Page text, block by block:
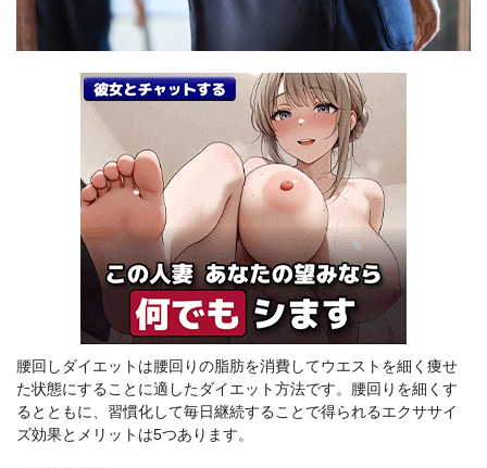
腰回しダイエットは腰回りの脂肪を消費してウエストを細く痩せ
た状態にすることに適したダイエット方法です。腰回りを細くす
るとともに、習慣化して毎日継続することで得られるエクササイ
ズ効果とメリットは5つあります。